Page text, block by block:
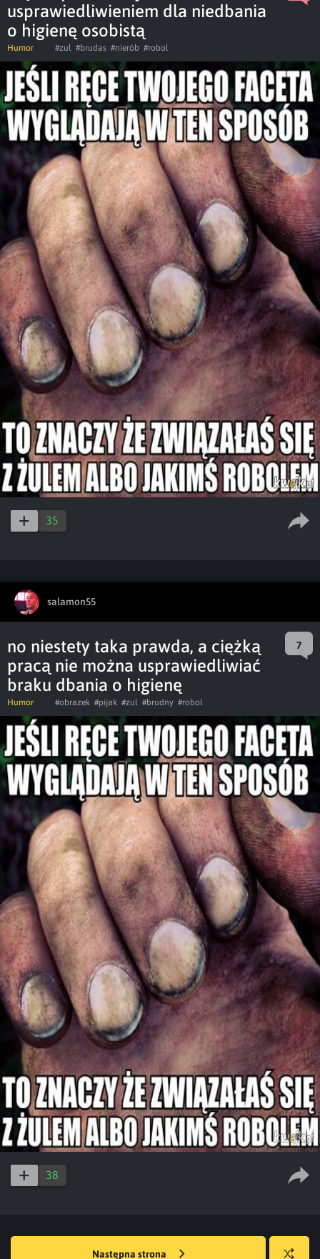
usprawiedliwieniem dla niedbania
o higienę osobistą
Humor #zul #brudas #nierób #robol
35
salamon55
no niestety taka prawda, a ciężką
pracą nie można usprawiedliwiać
braku dbania o higienę
7
Humor #obrazek #pijak #zul #brudny #robol
38
Następna strona